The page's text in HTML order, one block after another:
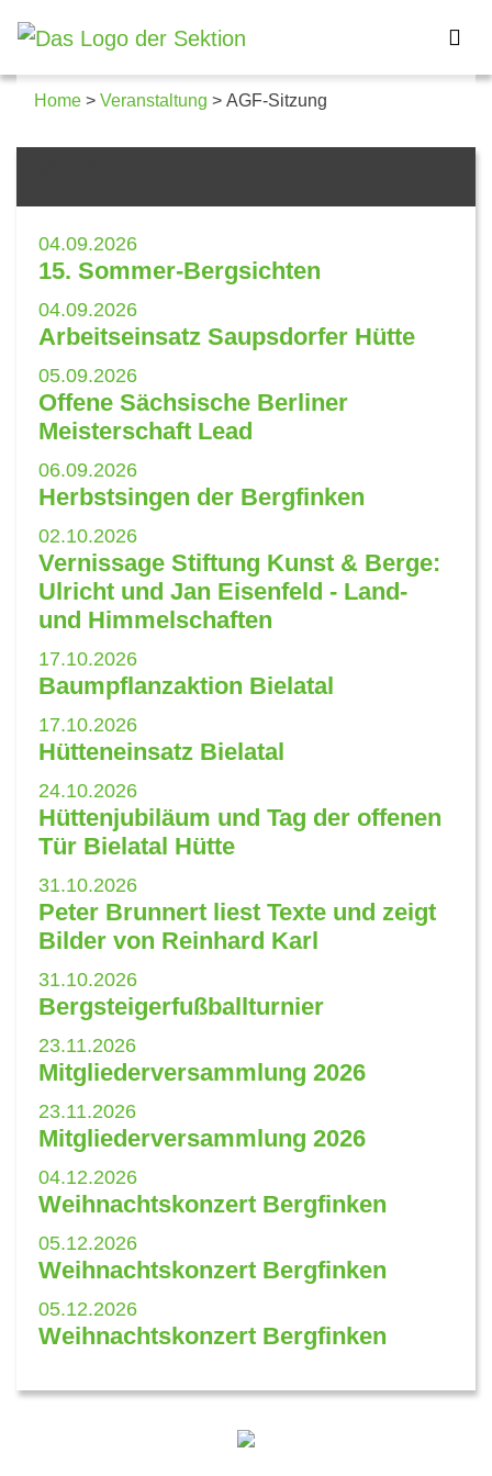
Home > Veranstaltung > AGF-Sitzung
04.09.2026
15. Sommer-Bergsichten
04.09.2026
Arbeitseinsatz Saupsdorfer Hütte
05.09.2026
Offene Sächsische Berliner
Meisterschaft Lead
06.09.2026
Herbstsingen der Bergfinken
02.10.2026
Vernissage Stiftung Kunst & Berge:
Ulricht und Jan Eisenfeld - Land-
und Himmelschaften
17.10.2026
Baumpflanzaktion Bielatal
17.10.2026
Hütteneinsatz Bielatal
24.10.2026
Hüttenjubiläum und Tag der offenen
Tür Bielatal Hütte
31.10.2026
Peter Brunnert liest Texte und zeigt
Bilder von Reinhard Karl
31.10.2026
Bergsteigerfußballturnier
23.11.2026
Mitgliederversammlung 2026
23.11.2026
Mitgliederversammlung 2026
04.12.2026
Weihnachtskonzert Bergfinken
05.12.2026
Weihnachtskonzert Bergfinken
05.12.2026
Weihnachtskonzert Bergfinken